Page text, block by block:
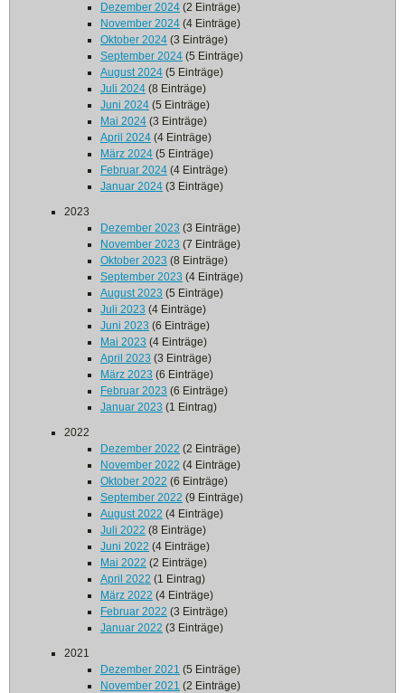
Dezember 2024 (2 Einträge)
November 2024 (4 Einträge)
Oktober 2024 (3 Einträge)
September 2024 (5 Einträge)
August 2024 (5 Einträge)
Juli 2024 (8 Einträge)
Juni 2024 (5 Einträge)
Mai 2024 (3 Einträge)
April 2024 (4 Einträge)
März 2024 (5 Einträge)
Februar 2024 (4 Einträge)
Januar 2024 (3 Einträge)
2023
Dezember 2023 (3 Einträge)
November 2023 (7 Einträge)
Oktober 2023 (8 Einträge)
September 2023 (4 Einträge)
August 2023 (5 Einträge)
Juli 2023 (4 Einträge)
Juni 2023 (6 Einträge)
Mai 2023 (4 Einträge)
April 2023 (3 Einträge)
März 2023 (6 Einträge)
Februar 2023 (6 Einträge)
Januar 2023 (1 Eintrag)
2022
Dezember 2022 (2 Einträge)
November 2022 (4 Einträge)
Oktober 2022 (6 Einträge)
September 2022 (9 Einträge)
August 2022 (4 Einträge)
Juli 2022 (8 Einträge)
Juni 2022 (4 Einträge)
Mai 2022 (2 Einträge)
April 2022 (1 Eintrag)
März 2022 (4 Einträge)
Februar 2022 (3 Einträge)
Januar 2022 (3 Einträge)
2021
Dezember 2021 (5 Einträge)
November 2021 (2 Einträge)